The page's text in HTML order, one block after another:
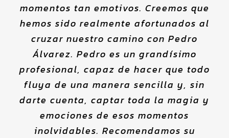
momentos tan emotivos. Creemos que
hemos sido realmente afortunados al
cruzar nuestro camino con Pedro
Álvarez. Pedro es un grandísimo
profesional, capaz de hacer que todo
fluya de una manera sencilla y, sin
darte cuenta, captar toda la magia y
emociones de esos momentos
inolvidables. Recomendamos su